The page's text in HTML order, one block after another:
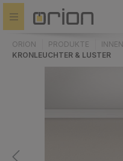
springen
ORION PRODUKTE
KRONLEUCHTER & LUSTER